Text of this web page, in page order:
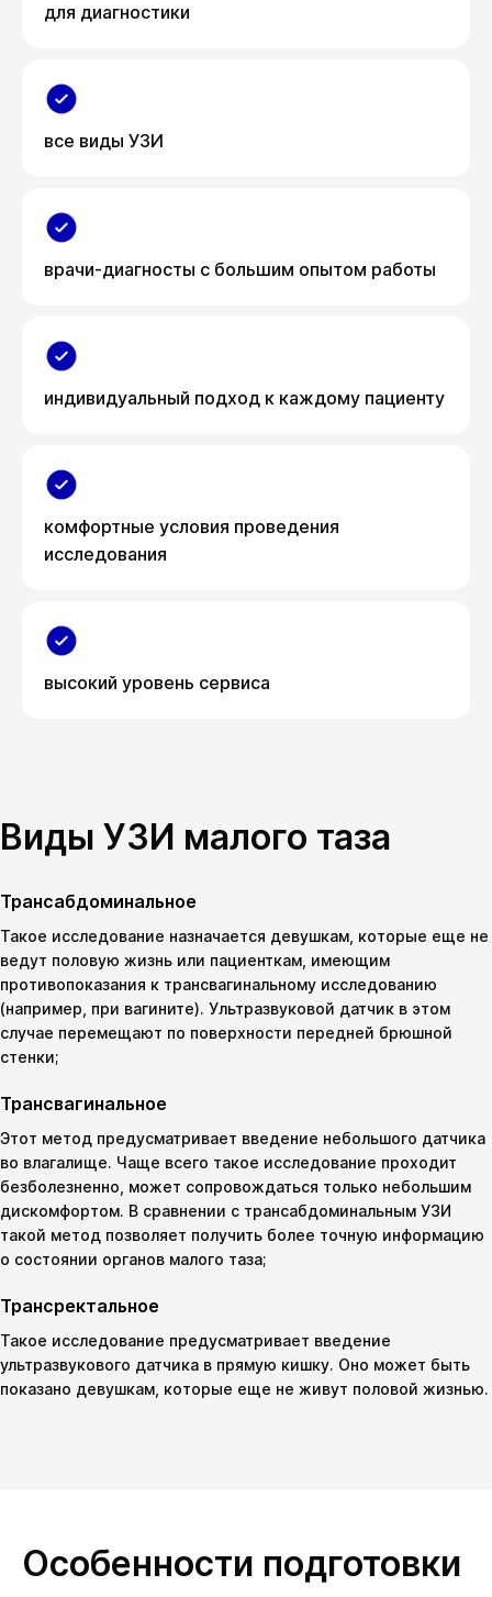
для диагностики
все виды УЗИ
врачи-диагносты с большим опытом работы
индивидуальный подход к каждому пациенту
комфортные условия проведения
исследования
высокий уровень сервиса
Виды УЗИ малого таза
Трансабдоминальное
Такое исследование назначается девушкам, которые еще не
ведут половую жизнь или пациенткам, имеющим
противопоказания к трансвагинальному исследованию
(например, при вагините). Ультразвуковой датчик в этом
случае перемещают по поверхности передней брюшной
стенки;
Трансвагинальное
Этот метод предусматривает введение небольшого датчика
во влагалище. Чаще всего такое исследование проходит
безболезненно, может сопровождаться только небольшим
дискомфортом. В сравнении с трансабдоминальным УЗИ
такой метод позволяет получить более точную информацию
о состоянии органов малого таза;
Трансректальное
Такое исследование предусматривает введение
ультразвукового датчика в прямую кишку. Оно может быть
показано девушкам, которые еще не живут половой жизнью.
Особенности подготовки